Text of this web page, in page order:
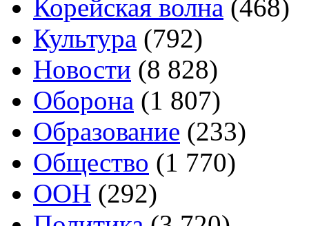
Корейская волна (468)
Культура (792)
Новости (8 828)
Оборона (1 807)
Образование (233)
Общество (1 770)
ООН (292)